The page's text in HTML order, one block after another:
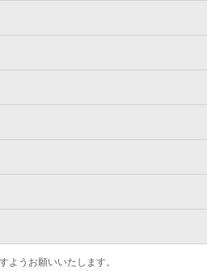
うお願いいたします。